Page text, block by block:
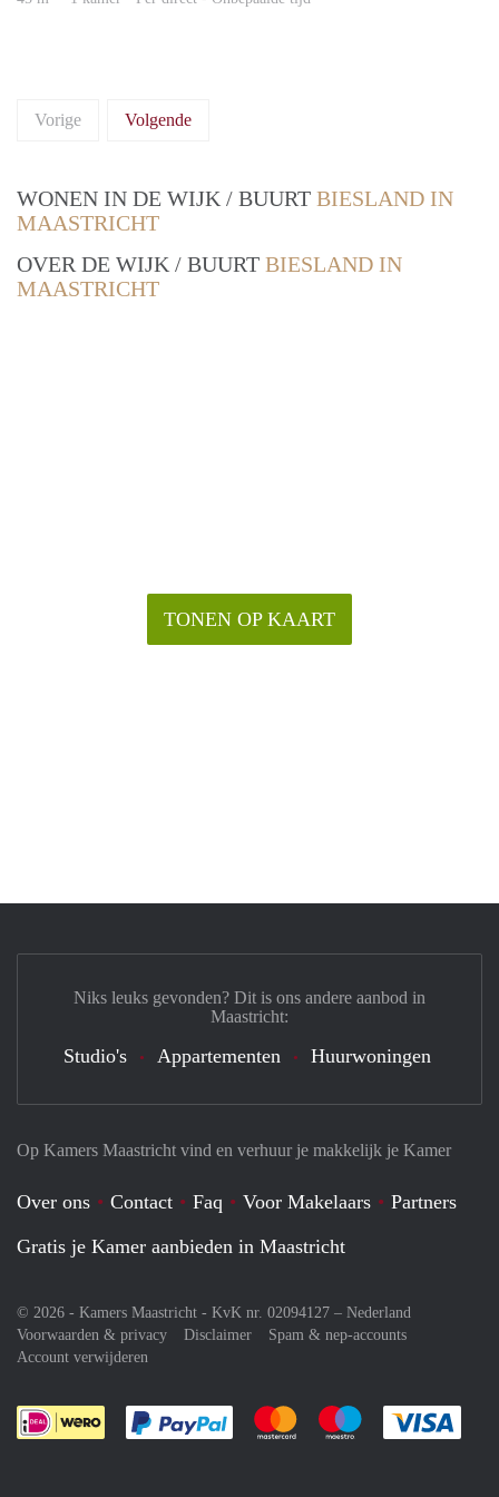
Vorige Volgende
WONEN IN DE WIJK / BUURT BIESLAND IN
MAASTRICHT
OVER DE WIJK / BUURT BIESLAND IN
MAASTRICHT
TONEN OP KAART
Op Kamers Maastricht vind en verhuur je makkelijk je Kamer
Over ons Contact Faq Voor Makelaars
Partners
Gratis je Kamer aanbieden in Maastricht
© 2026 - Kamers Maastricht - KvK nr. 02094127 – Nederland
Voorwaarden & privacy
Disclaimer
Spam & nep-accounts
Account verwijderen
Je rekent gemakkelijk af met Paypal
Je rekent gemakkelijk af met
Je rekent
Niks leuks gevonden? Dit is ons andere aanbod in
Maastricht:
Studio's Appartementen Huurwoningen